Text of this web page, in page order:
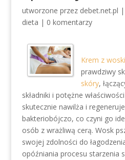
utworzone przez debet.net.pl |
dieta | 0 komentarzy
Krem z
prawdziwy
skóry,
składniki i potężne
skutecznie nawilża i
bakteriobójczo, co czyni go
osób z wrażliwą cerą. Wosk
swojej zdolności do
opóźniania procesu starzenia